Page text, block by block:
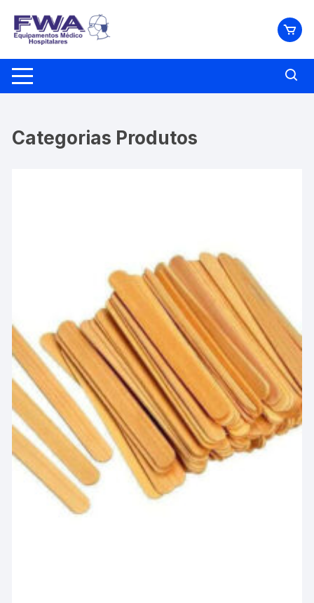
para
conteúdo
Categorias Produtos